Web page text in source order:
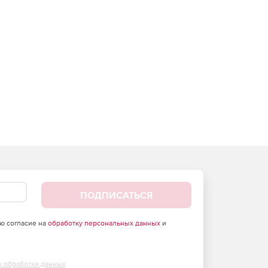
ПОДПИСАТЬСЯ
согласие на обработку персональных данныхи
обработки данных